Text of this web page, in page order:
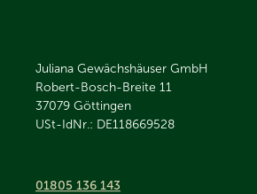
Juliana Gewächshäuser GmbH
Robert-Bosch-Breite 11
37079 Göttingen
USt-IdNr.: DE118669528
01805 136 143